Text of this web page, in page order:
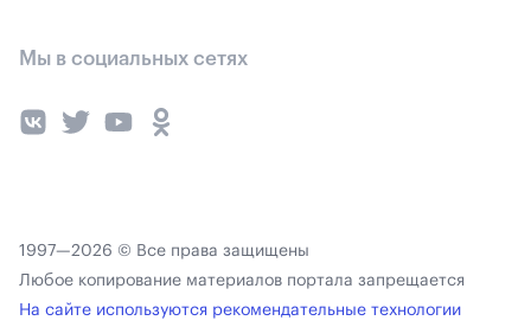
Мы в социальных сетях
1997—2026 © Все права защищены
Любое копирование материалов портала запрещается
На сайте используются рекомендательные технологии